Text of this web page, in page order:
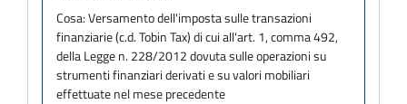
Cosa:Versamento dell'imposta sulle transazioni
finanziarie (c.d. Tobin Tax) di cui all'art. 1, comma 492,
della Legge n. 228/2012 dovuta sulle operazioni su
strumenti finanziari derivati e su valori mobiliari
effettuate nel mese precedente